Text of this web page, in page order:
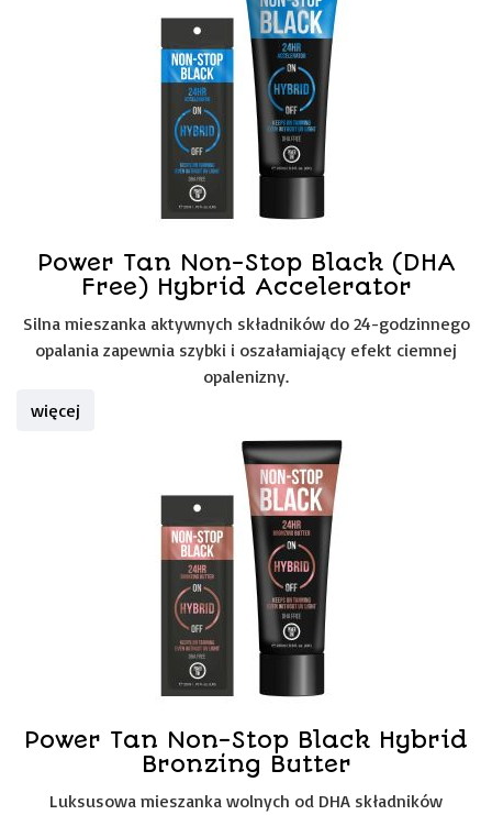
Power Tan Non-Stop Black (DHA
Free) Hybrid Accelerator
Silna mieszanka aktywnych składników do 24-godzinnego
opalania zapewnia szybki i oszałamiający efekt ciemnej
opalenizny.
więcej
Power Tan Non-Stop Black Hybrid
Bronzing Butter
Luksusowa mieszanka wolnych od DHA składników